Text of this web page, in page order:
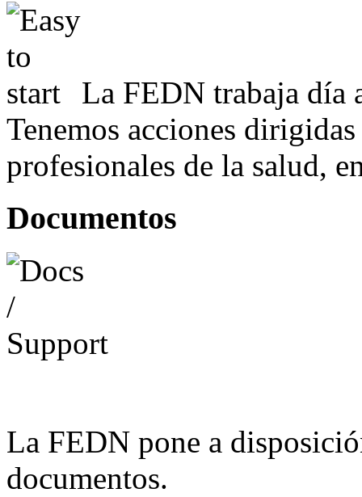
La FEDN trabaja día
Tenemos acciones
profesionales de la salud,
Documentos
La FEDN pone a
documentos.